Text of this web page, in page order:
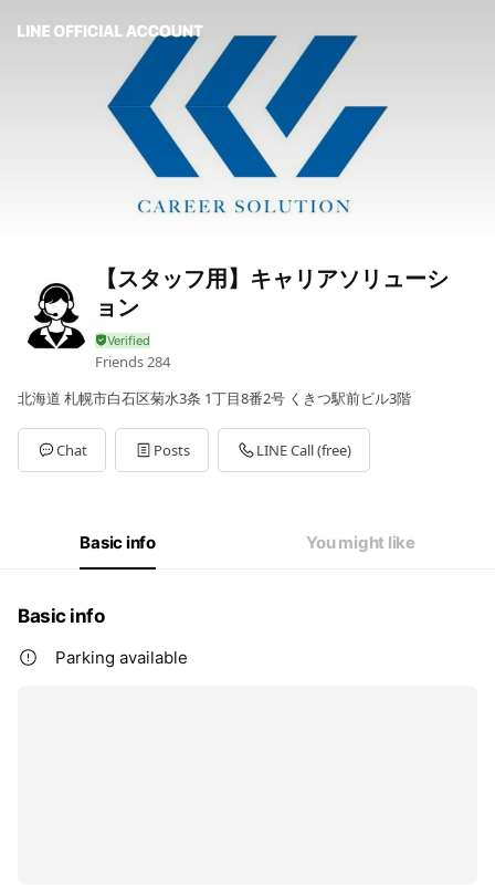
【スタッフ用】キャリアソリューシ
ョン
Friends284
北海道 札幌市白石区菊水3条 1丁目8番2号 くきつ駅前ビル3階
Chat Posts LINE Call (free)
Basic info You might like
Basic info
Parking available